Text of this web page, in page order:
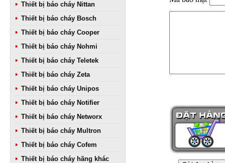
Thiết bị báo cháy Nittan
Thiết bị báo cháy Bosch
Thiết bị báo cháy Cooper
Thiết bị báo cháy Nohmi
Thiết bị báo cháy Teletek
Thiết bị báo cháy Zeta
Thiết bị báo cháy Unipos
Thiết bị báo cháy Notifier
Thiết bị báo cháy Networx
Thiết bị báo cháy Multron
Thiết bị báo cháy Cofem
Thiết bị báo cháy hãng khác